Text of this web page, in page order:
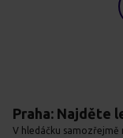
Praha: Najděte
V hledáčku samozřejmě